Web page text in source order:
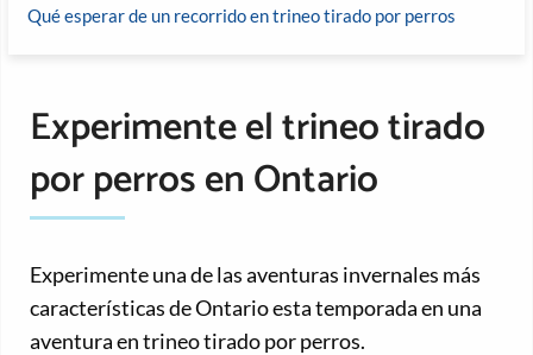
Qué esperar de un recorrido en trineo tirado por perros
Experimente el trineo tirado
por perros en Ontario
Experimente una de las aventuras invernales más
características de Ontario esta temporada en una
aventura en trineo tirado por perros.